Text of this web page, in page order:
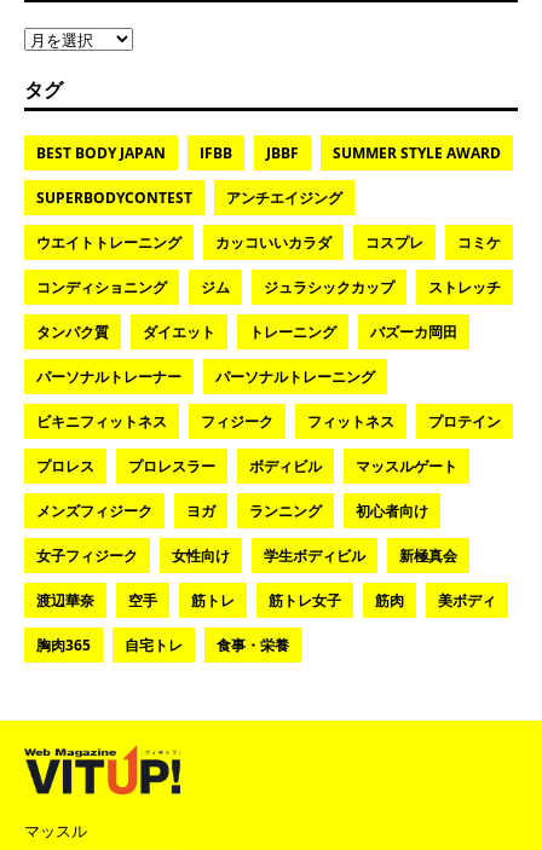
タグ
BEST BODY JAPAN IFBB JBBF SUMMER STYLE AWARD
SUPERBODYCONTEST アンチエイジング
ウエイトトレーニング カッコいいカラダ コスプレ コミケ
コンディショニング ジム ジュラシックカップ ストレッチ
タンパク質 ダイエット トレーニング バズーカ岡田
パーソナルトレーナー パーソナルトレーニング
ビキニフィットネス フィジーク フィットネス プロテイン
プロレス プロレスラー ボディビル マッスルゲート
メンズフィジーク ヨガ ランニング 初心者向け
女子フィジーク 女性向け 学生ボディビル 新極真会
渡辺華奈 空手 筋トレ 筋トレ女子 筋肉 美ボディ
胸肉365 自宅トレ 食事・栄養
マッスル